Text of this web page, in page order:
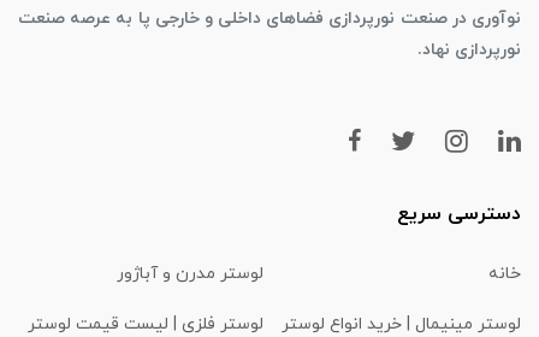
نوآوری در صنعت نورپردازی فضاهای داخلی و خارجی پا به عرصه صنعت
نورپردازی نهاد.
دسترسی سریع
خانه لوستر مدرن و آباژور
لوستر مینیمال | خرید انواع لوستر
لوستر فلزی | لیست قیمت لوستر